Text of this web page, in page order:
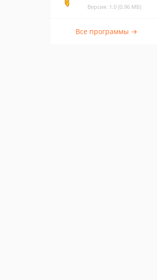
Версия: 1.0 (0.96 МБ)
Все программы →